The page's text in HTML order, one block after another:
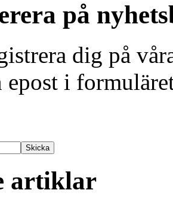
på
dig på
i
artiklar